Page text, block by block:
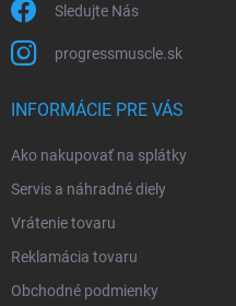
Sledujte Nás
progressmuscle.sk
INFORMÁCIE PRE VÁS
Ako nakupovať na splátky
Servis a náhradné diely
Vrátenie tovaru
Reklamácia tovaru
Obchodné podmienky